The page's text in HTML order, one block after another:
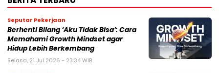
Seputar Pekerjaan
Berhenti Bilang ‘Aku Tidak Bisa’: Cara
Memahami Growth Mindset agar
Hidup Lebih Berkembang
Selasa, 21 Jul 2026 - 23:34 WIB